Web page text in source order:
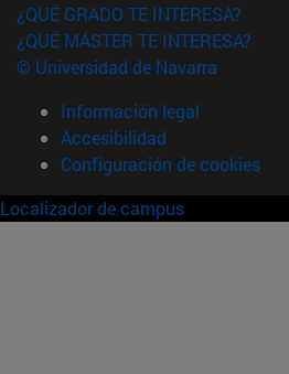
¿QUÉ GRADO TE INTERESA?
¿QUÉ MÁSTER TE INTERESA?
© Universidad de Navarra
Información legal
Accesibilidad
Configuración de cookies
Localizador de campus